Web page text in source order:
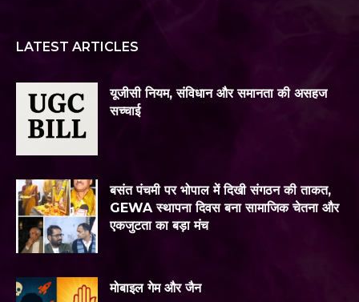
LATEST ARTICLES
यूजीसी नियम, संविधान और समानता की असहज
सच्चाई
बसंत पंचमी पर भोपाल में दिखी संगठन की ताकत,
GEWA स्थापना दिवस बना सामाजिक चेतना और
एकजुटता का बड़ा मंच
मोबाइल गेम और जैन